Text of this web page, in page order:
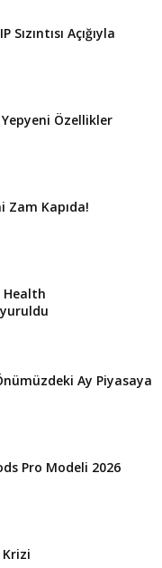
Açığıyla
Özellikler
Zam Kapıda!
Health
Ay Piyasaya
Pro Modeli 2026
Krizi